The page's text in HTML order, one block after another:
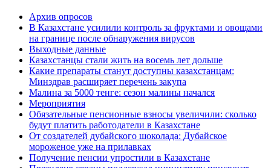
Архив опросов
В Казахстане усилили контроль за фруктами и овощами
на границе после обнаружения вирусов
Выходные данные
Казахстанцы стали жить на восемь лет дольше
Какие препараты станут доступны казахстанцам:
Минздрав расширяет перечень закупа
Малина за 5000 тенге: сезон малины начался
Мероприятия
Обязательные пенсионные взносы увеличили: сколько
будут платить работодатели в Казахстане
От создателей дубайского шоколада: Дубайское
мороженое уже на прилавках
Получение пенсии упростили в Казахстане